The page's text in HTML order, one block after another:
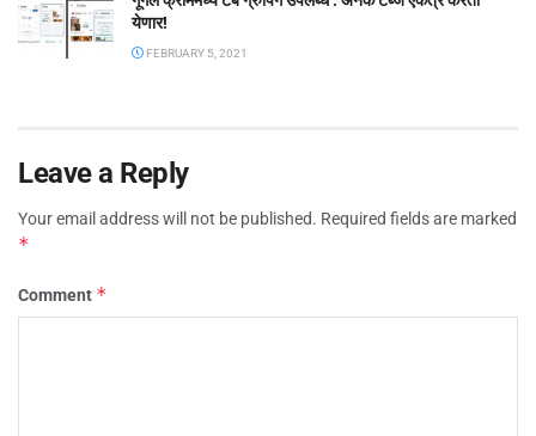
येणार!
FEBRUARY 5, 2021
Leave a Reply
Your email address will not be published. Required fields are marked
*
Comment *